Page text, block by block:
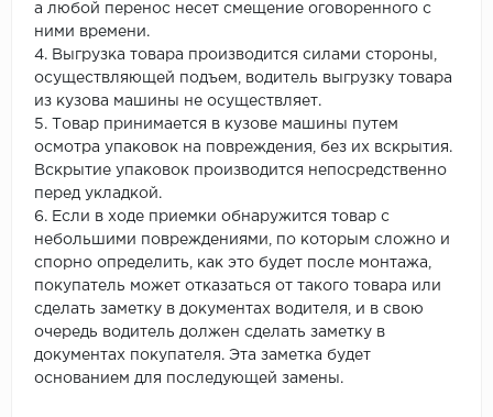
а любой перенос несет смещение оговоренного с
ними времени.
4. Выгрузка товара производится силами стороны,
осуществляющей подъем, водитель выгрузку товара
из кузова машины не осуществляет.
5. Товар принимается в кузове машины путем
осмотра упаковок на повреждения, без их вскрытия.
Вскрытие упаковок производится непосредственно
перед укладкой.
6. Если в ходе приемки обнаружится товар с
небольшими повреждениями, по которым сложно и
спорно определить, как это будет после монтажа,
покупатель может отказаться от такого товара или
сделать заметку в документах водителя, и в свою
очередь водитель должен сделать заметку в
документах покупателя. Эта заметка будет
основанием для последующей замены.